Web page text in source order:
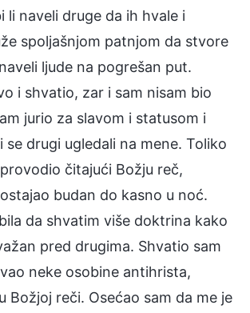
li naveli druge da ih hvale i
spoljašnjom patnjom da stvore
ljude na pogrešan put.
i shvatio, zar i sam nisam bio
jurio za slavom i statusom i
se drugi ugledali na mene. Toliko
čitajući Božju reč,
budan do kasno u noć.
da shvatim više doktrina kako
pred drugima. Shvatio sam
neke osobine antihrista,
Božjoj reči. Osećao sam da me je